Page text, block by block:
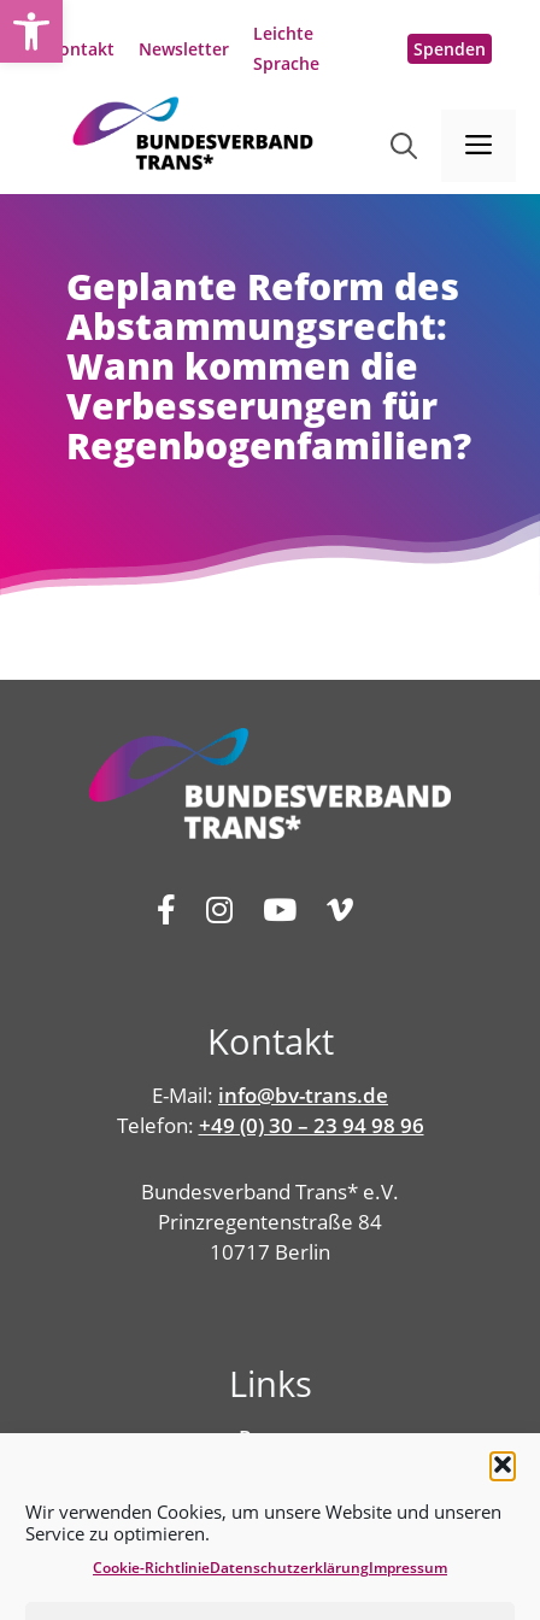
Wir verwenden Cookies, um unsere Website und unseren
Service zu optimieren.
Cookie-RichtlinieDatenschutz­erklärungImpressum
Zum
Inhalt
Kontakt Newsletter
Leichte
Sprache
Spenden
Geplante Reform des
Abstammungsrecht:
Wann kommen die
Verbesserungen für
Regenbogenfamilien?
Kontakt
E-Mail: info@bv-trans.de
Telefon: +49 (0) 30 – 23 94 98 96
Bundesverband Trans* e.V.
Prinzregentenstraße 84
10717 Berlin
Links
Presse
Benutzungshinweise
Erklärung zur Barrierefreiheit